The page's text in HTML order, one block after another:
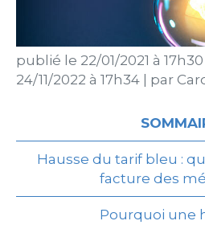
publié le 22/01/2021 à 17h30
24/11/2022 à 17h34
par
Hausse du tarif bleu :
facture des
Pourquoi une